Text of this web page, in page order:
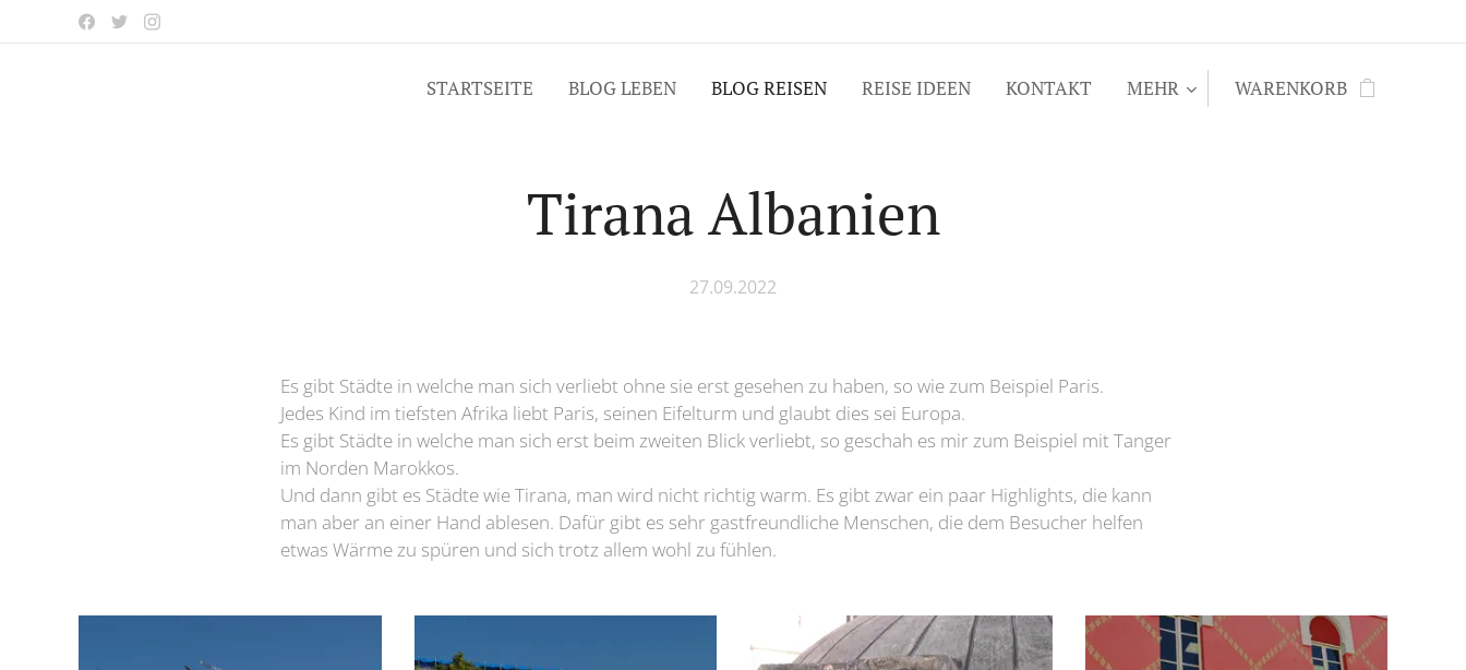
STARTSEITE BLOG LEBEN BLOG REISEN REISE IDEEN KONTAKT MEHR WARENKORB
Tirana Albanien
27.09.2022
Es gibt Städte in welche man sich verliebt ohne sie erst gesehen zu haben, so wie zum Beispiel Paris.
Jedes Kind im tiefsten Afrika liebt Paris, seinen Eifelturm und glaubt dies sei Europa.
Es gibt Städte in welche man sich erst beim zweiten Blick verliebt, so geschah es mir zum Beispiel mit Tanger
im Norden Marokkos.
Und dann gibt es Städte wie Tirana, man wird nicht richtig warm. Es gibt zwar ein paar Highlights, die kann
man aber an einer Hand ablesen. Dafür gibt es sehr gastfreundliche Menschen, die dem Besucher helfen
etwas Wärme zu spüren und sich trotz allem wohl zu fühlen.